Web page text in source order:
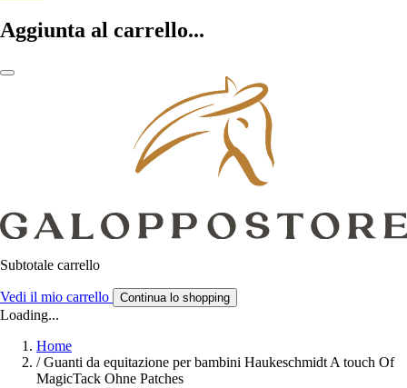
Aggiunta al carrello...
Subtotale carrello
Vedi il mio carrello Continua lo shopping
Loading...
Home
/ Guanti da equitazione per bambini Haukeschmidt A touch Of
MagicTack Ohne Patches